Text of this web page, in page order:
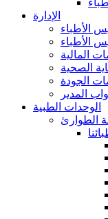
الإدارة
الأطباء
الأطباء
المالية
الصحية
الجودة
المدير
الوحدات الطبية
الطوارئ